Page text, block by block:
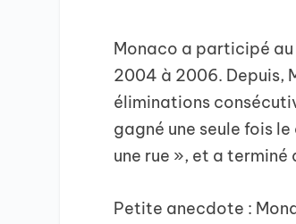
Monaco a participé au
2004 à 2006. Depuis,
éliminations
gagné une seule fois
une rue », et a
Petite anecdote :